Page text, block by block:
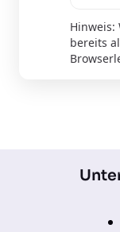
Hinweis:
bereits